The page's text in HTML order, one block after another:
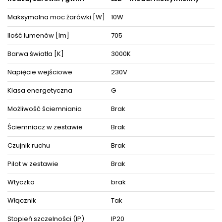
niepowtarzalnego wyglądu i elegancji, akcentując zarazem ich
detale i wystrój pośród pozostałych mebli i akcesoriów
wyposażenia wnętrz.
Oświetlenie doskonale prezentuje się pojedynczo oraz w
można dopasować je do różnego typu pomieszczeń.
Produkt posiada certyfikaty zgodności i objęty jest gwarancją
producenta.
Zestaw zawiera instrukcję obsługi oraz elementy niezbędne do
złożenia sprzętu.
Maksymalna moc żarówki [W]
10W
Ilość lumenów [lm]
705
Barwa światła [K]
3000K
Napięcie wejściowe
230V
Klasa energetyczna
G
Możliwość ściemniania
Brak
Ściemniacz w zestawie
Brak
Czujnik ruchu
Brak
Pilot w zestawie
Brak
Wtyczka
brak
Włącznik
Tak
Stopień szczelności (IP)
IP20